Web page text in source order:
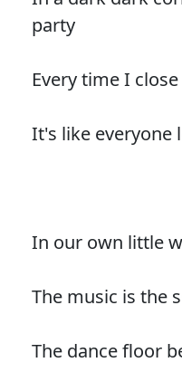
party
Every time I
It's like everyone
In our own little
The music is the
The dance floor